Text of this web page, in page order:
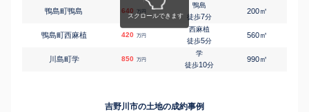
鴨島町鴨島 640 万円
鴨島
徒歩7分
200㎡
鴨島町西麻植 420 万円
西麻植
徒歩5分
560㎡
川島町学 850 万円
学
徒歩10分
990㎡
吉野川市の土地の成約事例